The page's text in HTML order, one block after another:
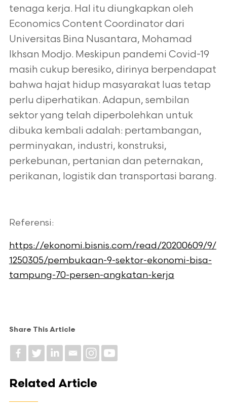
tenaga kerja. Hal itu diungkapkan oleh
Economics Content Coordinator dari
Universitas Bina Nusantara, Mohamad
Ikhsan Modjo. Meskipun pandemi Covid-19
masih cukup beresiko, dirinya berpendapat
bahwa hajat hidup masyarakat luas tetap
perlu diperhatikan. Adapun, sembilan
sektor yang telah diperbolehkan untuk
dibuka kembali adalah: pertambangan,
perminyakan, industri, konstruksi,
perkebunan, pertanian dan peternakan,
perikanan, logistik dan transportasi barang.
Referensi:
https://ekonomi.bisnis.com/read/20200609/9/
1250305/pembukaan-9-sektor-ekonomi-bisa-
tampung-70-persen-angkatan-kerja
Share This Article
Related Article